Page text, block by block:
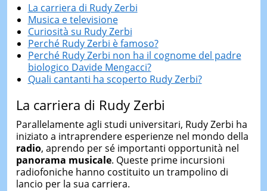
La carriera di Rudy Zerbi
Musica e televisione
Curiosità su Rudy Zerbi
Perché Rudy Zerbi è famoso?
Perché Rudy Zerbi non ha il cognome del padre
biologico Davide Mengacci?
Quali cantanti ha scoperto Rudy Zerbi?
La carriera di Rudy Zerbi
Parallelamente agli studi universitari, Rudy Zerbi ha
iniziato a intraprendere esperienze nel mondo della
radio, aprendo per sé importanti opportunità nel
panorama musicale. Queste prime incursioni
radiofoniche hanno costituito un trampolino di
lancio per la sua carriera.